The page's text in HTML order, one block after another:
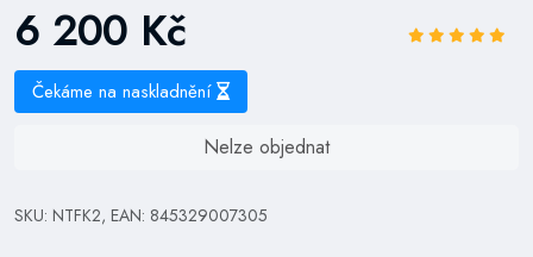
6 200 Kč
Čekáme na naskladnění
Nelze objednat
SKU: NTFK2, EAN: 845329007305